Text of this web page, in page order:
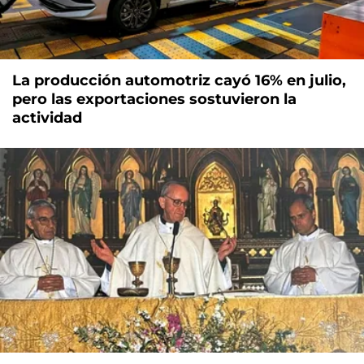
La producción automotriz cayó 16% en julio,
pero las exportaciones sostuvieron la
actividad